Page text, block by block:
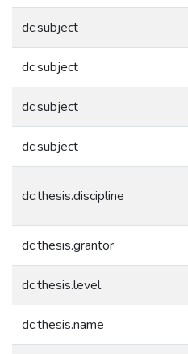
dc.subject
dc.subject
dc.subject
dc.subject
dc.thesis.discipline
dc.thesis.grantor
dc.thesis.level
dc.thesis.name